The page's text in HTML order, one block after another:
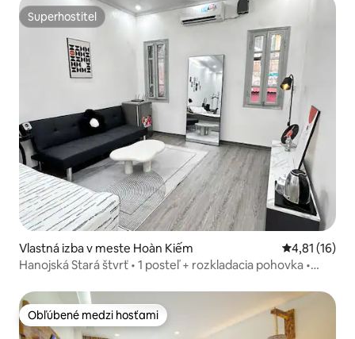
Superhostiteľ
Superhostiteľ
Vlastná izba v meste Hoàn Kiếm Priemerné
4,81 (16)
Hanojská Stará štvrť • 1 posteľ + rozkladacia pohovka •
Obľúbené medzi hosťami
Obľúbené medzi hosťami